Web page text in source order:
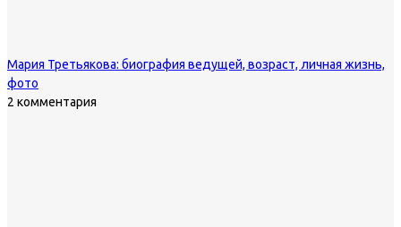
Мария Третьякова: биография ведущей, возраст, личная жизнь,
фото
2 комментария